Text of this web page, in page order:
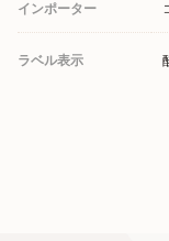
インポーター
ラベル表示